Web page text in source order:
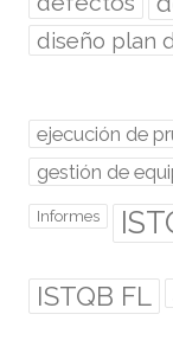
diseño plan
ejecución de
gestión de
Informes
ISTQB FL